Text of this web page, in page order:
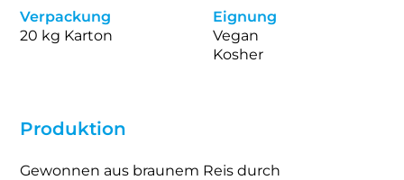
Verpackung
20 kg Karton
Eignung
Vegan
Kosher
Produktion
Gewonnen aus braunem Reis durch